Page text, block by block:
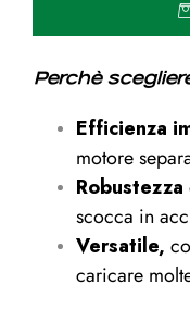
Perchè
Efficienza
motore
Robustezza
scocca in
Versatile,
caricare